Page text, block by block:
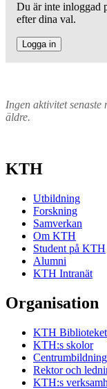
Du är inte inloggad
efter dina val.
Logga in
Ingen aktivitet
äldre.
KTH
Utbildning
Forskning
Samverkan
Om KTH
Student på KTH
Alumni
KTH Intranät
Organisation
KTH Biblioteket
KTH:s skolor
Rektor och
KTH:s